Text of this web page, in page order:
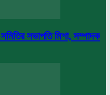
সমিতির সভাপতি মিশা, সম্পাদক